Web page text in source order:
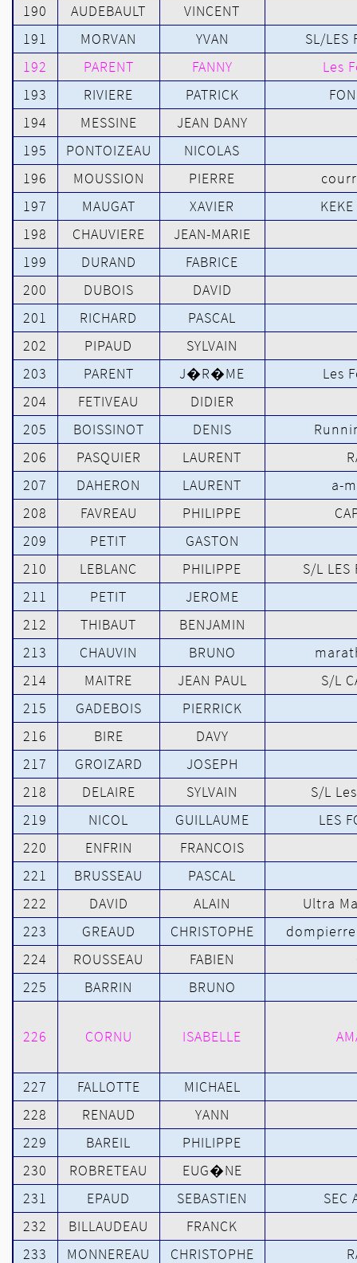
190
AUDEBAULT
VINCENT
191
MORVAN YVAN
SL/LES
192
PARENT FANNY
Les
193
RIVIERE PATRICK
194
MESSINE
JEAN DANY
195
PONTOIZEAU
NICOLAS
196
MOUSSION PIERRE
197
MAUGAT XAVIER
198
CHAUVIERE
JEAN-MARIE
199
DURAND
FABRICE
200
DUBOIS
DAVID
201
RICHARD
PASCAL
202
PIPAUD
SYLVAIN
203
PARENT J�R�ME
Les
204
FETIVEAU
DIDIER
205
BOISSINOT DENIS
206
PASQUIER LAURENT
207
DAHERON LAURENT
a-
208
FAVREAU PHILIPPE
209
PETIT
GASTON
210
LEBLANC PHILIPPE
S/L LES
211
PETIT
JEROME
212
THIBAUT
BENJAMIN
213
CHAUVIN BRUNO
214
MAITRE JEAN PAUL
S/L
215
GADEBOIS
PIERRICK
216
BIRE
DAVY
217
GROIZARD
JOSEPH
218
DELAIRE SYLVAIN
S/L
219
NICOL GUILLAUME
LES
220
ENFRIN
FRANCOIS
221
BRUSSEAU
PASCAL
222
DAVID ALAIN
Ultra
223
GREAUD CHRISTOPHE
224
ROUSSEAU FABIEN
225
BARRIN BRUNO
226 CORNU ISABELLE
227 FALLOTTE
MICHAEL
228
RENAUD
YANN
229
BAREIL
PHILIPPE
230
ROBRETEAU
EUG�NE
231
EPAUD SEBASTIEN
SEC
232
BILLAUDEAU
FRANCK
233
MONNEREAU CHRISTOPHE